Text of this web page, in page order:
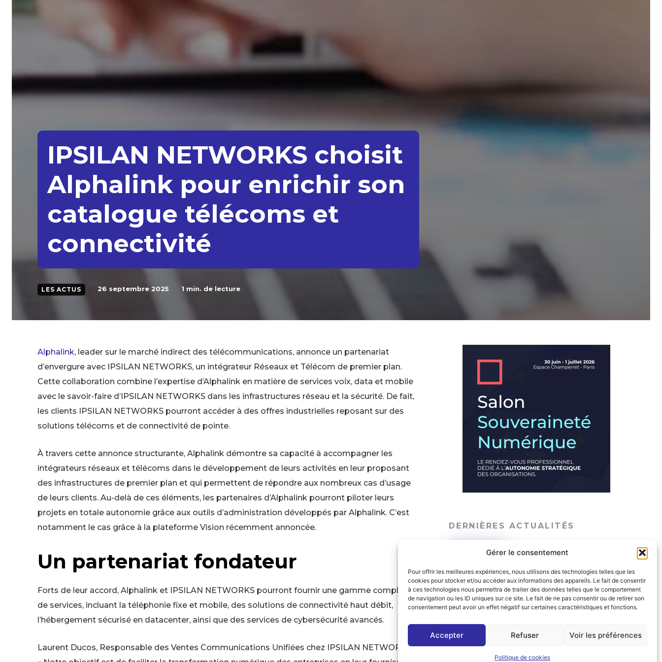
Gérer le consentement
Pour offrir les meilleures expériences, nous utilisons des technologies telles que les
cookies pour stocker et/ou accéder aux informations des appareils. Le fait de consentir
à ces technologies nous permettra de traiter des données telles que le comportement
de navigation ou les ID uniques sur ce site. Le fait de ne pas consentir ou de retirer son
consentement peut avoir un effet négatif sur certaines caractéristiques et fonctions.
Accepter Refuser Voir les préférences
Politique de cookies
IPSILAN NETWORKS choisit
Alphalink pour enrichir son
catalogue télécoms et
connectivité
LES ACTUS 26 septembre 2025 1 min. de lecture
Alphalink, leader sur le marché indirect des télécommunications, annonce un partenariat
d’envergure avec IPSILAN NETWORKS, un intégrateur Réseaux et Télécom de premier plan.
Cette collaboration combine l’expertise d’Alphalink en matière de services voix, data et mobile
avec le savoir-faire d’IPSILAN NETWORKS dans les infrastructures réseau et la sécurité. De fait,
les clients IPSILAN NETWORKS pourront accéder à des offres industrielles reposant sur des
solutions télécoms et de connectivité de pointe.
À travers cette annonce structurante, Alphalink démontre sa capacité à accompagner les
intégrateurs réseaux et télécoms dans le développement de leurs activités en leur proposant
des infrastructures de premier plan et qui permettent de répondre aux nombreux cas d’usage
de leurs clients. Au-delà de ces éléments, les partenaires d’Alphalink pourront piloter leurs
projets en totale autonomie grâce aux outils d’administration développés par Alphalink. C’est
notamment le cas grâce à la plateforme Vision récemment annoncée.
Un partenariat fondateur
Forts de leur accord, Alphalink et IPSILAN NETWORKS pourront fournir une gamme complète
de services, incluant la téléphonie fixe et mobile, des solutions de connectivité haut débit,
l’hébergement sécurisé en datacenter, ainsi que des services de cybersécurité avancés.
Laurent Ducos, Responsable des Ventes Communications Unifiées chez IPSILAN NETWORKS
DERNIÈRES ACTUALITÉS
nouveau parcours
incertitudes actuelles
LES ACTUS 29 JUIN 2026
lance une académie de
LES ACTUS